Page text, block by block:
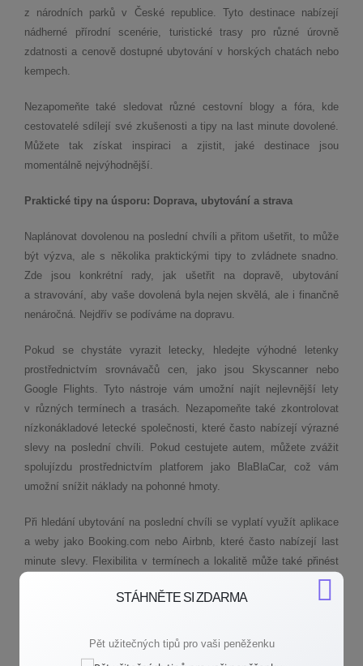
z národních parků v České republice. Tyto destinace nabízejí
nádherné přírodní scenérie, turistické trasy pro různé úrovně
zdatnosti a cenově dostupné ubytování v horských chatách nebo
kempech.
Nezapomeňte také sledovat různé cestovní blogy a fóra, kde
cestovatelé sdílejí své zkušenosti a tipy na last minute dovolené.
Můžete tak získat inspiraci a zjistit, jaké destinace jsou
momentálně nejvýhodnější.
Praktické tipy na úsporu: Doprava, ubytování a strava
Naplánovat dovolenou na poslední chvíli a přitom ušetřit, to může
být výzva, ale s několika praktickými tipy to zvládnete snadno.
Zde jsou konkrétní rady, jak ušetřit na dopravě, ubytování
a stravování, aby vaše dovolená byla nejen skvělá, ale i finančně
nenáročná. Nejdřív se podíváme na dopravu.
Pokud se chystáte vyrazit letecky, hledejte výhodné letenky
prostřednictvím srovnávačů cen, jako jsou Skyscanner nebo
Google Flights. Tyto nástroje vám umožní najít nejlevnější lety
v různých termínech a trasách. Nezapomeňte také zkontrolovat
nízkonákladové letecké společnosti, které často nabízejí výrazné
slevy na poslední chvíli. Pokud cestujete autem, můžete zvážit
spolujízdu prostřednictvím platforem jako BlaBlaCar, což vám
umožní snížit náklady na pohonné hmoty.
Při hledání ubytování na poslední chvíli se vyplatí využít aplikace
a weby jako Booking.com nebo Airbnb, které často nabízejí last
minute slevy. Flexibilita v termínech a lokalitě může také přinést
v rozpočtu, ale i zde můžete ušetřit. Hledejte místní trhy
STÁHNĚTE SI ZDARMA
Pět užitečných tipů pro vaši peněženku